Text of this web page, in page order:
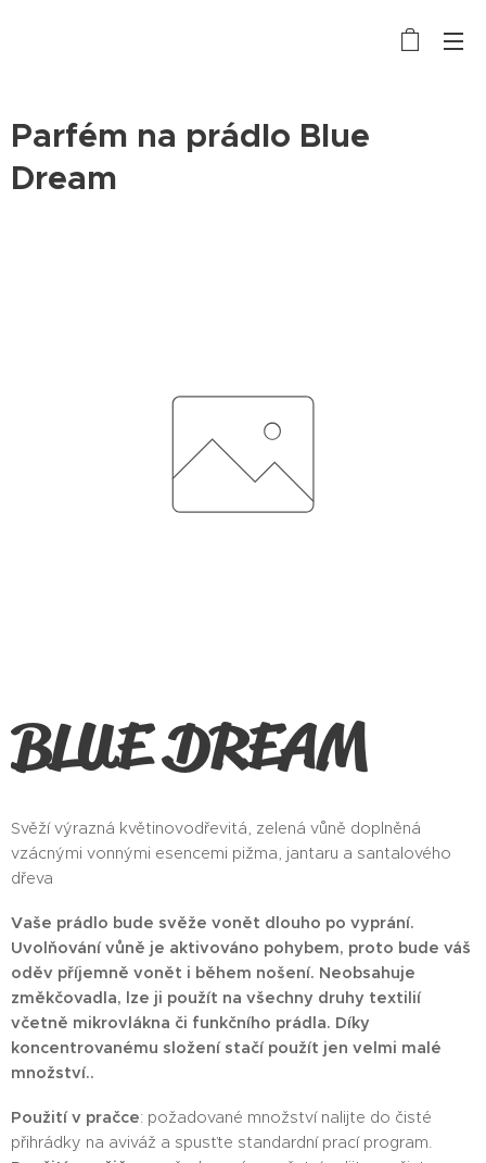
Parfém na prádlo Blue
Dream
BLUE DREAM
Svěží výrazná květinovodřevitá, zelená vůně doplněná
vzácnými vonnými esencemi pižma, jantaru a santalového
dřeva
Vaše prádlo bude svěže vonět dlouho po vyprání.
Uvolňování vůně je aktivováno pohybem, proto bude váš
oděv příjemně vonět i během nošení. Neobsahuje
změkčovadla, lze ji použít na všechny druhy textilií
včetně mikrovlákna či funkčního prádla. Díky
koncentrovanému složení stačí použít jen velmi malé
množství..
Použití v pračce: požadované množství nalijte do čisté
přihrádky na aviváž a spusťte standardní prací program.